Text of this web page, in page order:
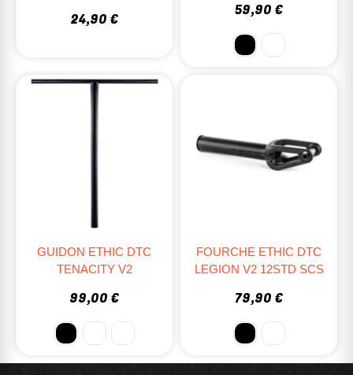
24,90 €
59,90 €
GUIDON ETHIC DTC
TENACITY V2
99,00 €
FOURCHE ETHIC DTC
LEGION V2 12STD SCS
79,90 €